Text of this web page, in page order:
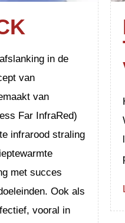
in de
van
van
Far InfraRed)
infrarood straling
met succes
Ook als
vooral in